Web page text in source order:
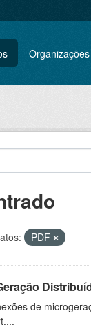
Organizações
PDF
de